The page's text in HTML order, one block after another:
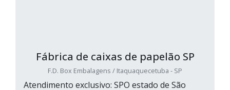
Fábrica de caixas de papelão SP
F.D. Box Embalagens / Itaquaquecetuba - SP
Atendimento exclusivo: SPO estado de São